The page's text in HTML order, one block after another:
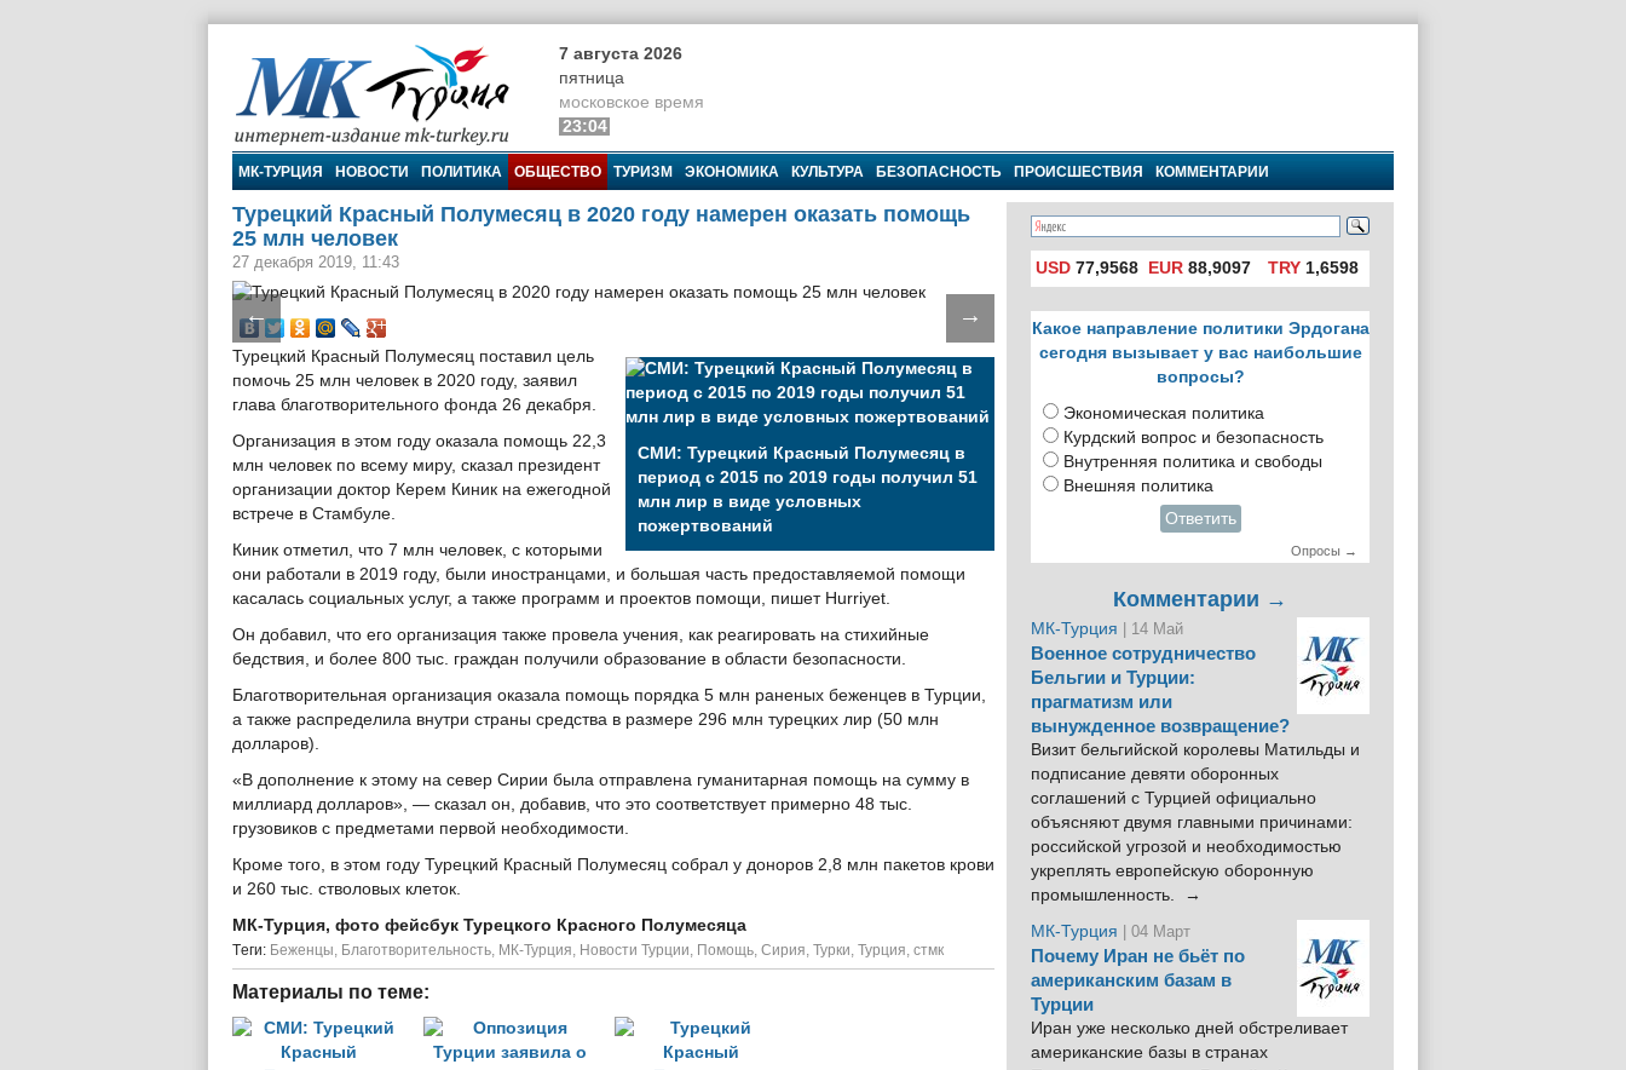
МК-Турция
7 августа 2026
пятница
московское время
23:04
МК-ТУРЦИЯ НОВОСТИ ПОЛИТИКА ОБЩЕСТВО ТУРИЗМ ЭКОНОМИКА КУЛЬТУРА БЕЗОПАСНОСТЬ ПРОИСШЕСТВИЯ КОММЕНТАРИИ
Турецкий Красный Полумесяц в 2020 году намерен оказать помощь
25 млн человек
27 декабря 2019, 11:43
← →
СМИ: Турецкий Красный Полумесяц в
период с 2015 по 2019 годы получил 51
млн лир в виде условных
пожертвований
Турецкий Красный Полумесяц поставил цель
помочь 25 млн человек в 2020 году, заявил
глава благотворительного фонда 26 декабря.
Организация в этом году оказала помощь 22,3
млн человек по всему миру, сказал президент
организации доктор Керем Киник на ежегодной
встрече в Стамбуле.
Киник отметил, что 7 млн человек, с которыми
они работали в 2019 году, были иностранцами, и большая часть предоставляемой помощи
касалась социальных услуг, а также программ и проектов помощи, пишет Hurriyet.
Он добавил, что его организация также провела учения, как реагировать на стихийные
бедствия, и более 800 тыс. граждан получили образование в области безопасности.
Благотворительная организация оказала помощь порядка 5 млн раненых беженцев в Турции,
а также распределила внутри страны средства в размере 296 млн турецких лир (50 млн
долларов).
«В дополнение к этому на север Сирии была отправлена гуманитарная помощь на сумму в
миллиард долларов», — сказал он, добавив, что это соответствует примерно 48 тыс.
грузовиков с предметами первой необходимости.
Кроме того, в этом году Турецкий Красный Полумесяц собрал у доноров 2,8 млн пакетов крови
и 260 тыс. стволовых клеток.
МК-Турция, фото фейсбук Турецкого Красного Полумесяца
Tеги: Беженцы, Благотворительность, МК-Турция, Новости Турции, Помощь, Сирия, Турки, Турция, стмк
Материалы по теме:
USD 77,9568 EUR 88,9097 TRY1,6598
Какое направление политики Эрдогана
сегодня вызывает у вас наибольшие
вопросы?
Экономическая политика
Курдский вопрос и безопасность
Внутренняя политика и свободы
Внешняя политика
Ответить
Опросы →
Комментарии →
МК-Турция | 14 Май
Военное сотрудничество
Бельгии и Турции:
прагматизм или
вынужденное возвращение?
Визит бельгийской королевы Матильды и
подписание девяти оборонных
соглашений с Турцией официально
объясняют двумя главными причинами:
российской угрозой и необходимостью
укреплять европейскую оборонную
промышленность. →
МК-Турция
| 04 Март
Почему Иран не бьёт по
американским базам в
Турции
Иран уже несколько дней обстреливает
американские базы в странах